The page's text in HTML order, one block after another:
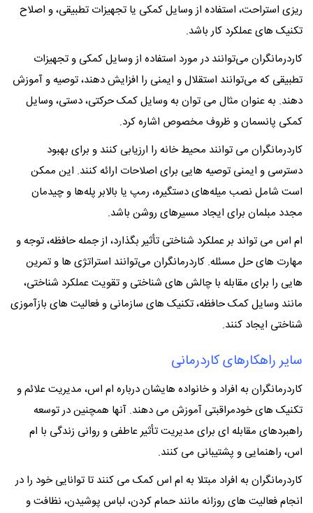
ریزی استراحت، استفاده از وسایل کمکی یا تجهیزات تطبیقی، و اصلاح
تکنیک های عملکرد کار باشد.
کاردرمانگران می‌توانند در مورد استفاده از وسایل کمکی و تجهیزات
تطبیقی که می‌توانند استقلال و ایمنی را افزایش دهند، توصیه و آموزش
دهند. به عنوان مثال می توان به وسایل کمک حرکتی، دستی، وسایل
کمکی پانسمان و ظروف مخصوص اشاره کرد.
کاردرمانگران می توانند محیط خانه را ارزیابی کنند و برای بهبود
دسترسی و ایمنی توصیه هایی برای اصلاحات ارائه کنند. این ممکن
است شامل نصب میله‌های دستگیره، رمپ یا بالابر پله‌ها و چیدمان
مجدد مبلمان برای ایجاد مسیرهای روشن باشد.
ام اس می تواند بر عملکرد شناختی تأثیر بگذارد، از جمله حافظه، توجه و
مهارت های حل مسئله. کاردرمانگران می‌توانند استراتژی‌ ها و تمرین‌
هایی را برای مقابله با چالش‌ های شناختی و تقویت عملکرد شناختی،
مانند وسایل کمک حافظه، تکنیک‌ های سازمانی و فعالیت‌ های بازآموزی
شناختی ایجاد کنند.
سایر راهکارهای کاردرمانی
کاردرمانگران به افراد و خانواده هایشان درباره ام اس، مدیریت علائم و
تکنیک های خودمراقبتی آموزش می دهند. آنها همچنین در توسعه
راهبردهای مقابله ای برای مدیریت تأثیر عاطفی و روانی زندگی با ام
اس، راهنمایی و پشتیبانی می کنند.
کاردرمانگران به افراد مبتلا به ام اس کمک می کنند تا توانایی خود را در
انجام فعالیت های روزانه مانند حمام کردن، لباس پوشیدن، نظافت و